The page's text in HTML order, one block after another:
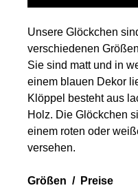
Unsere Glöckchen
verschiedenen
Sie sind matt und in
einem blauen Dekor
Klöppel besteht aus
Holz. Die Glöckchen
einem roten oder
versehen.
Größen / Preise